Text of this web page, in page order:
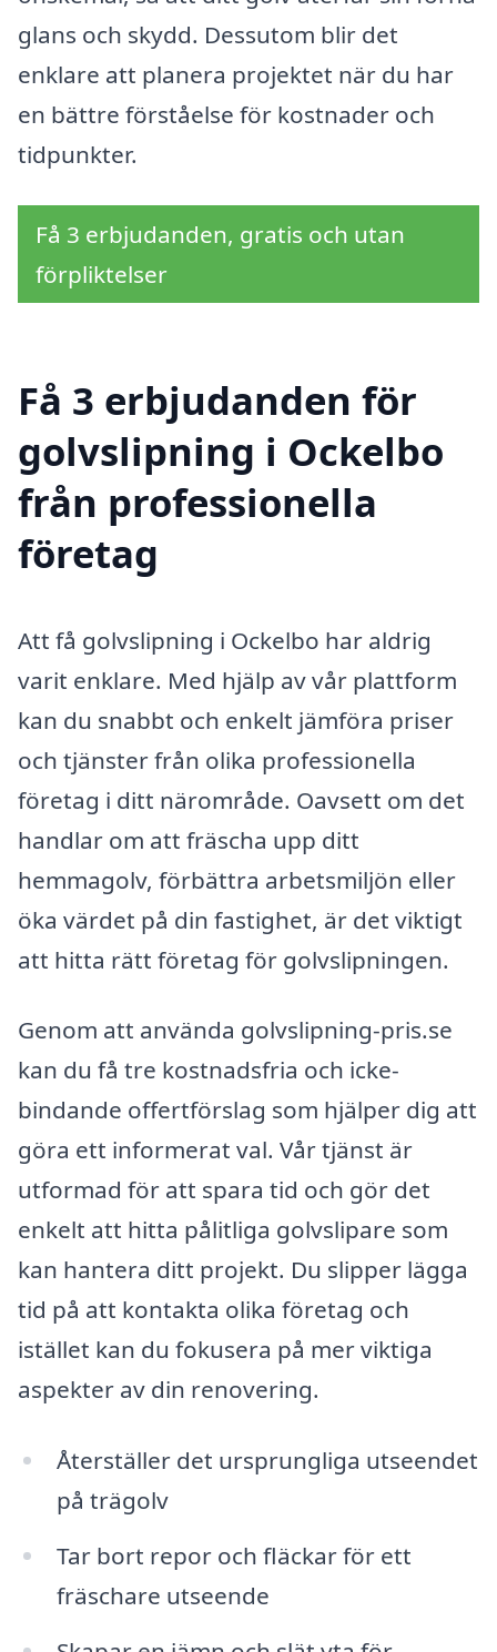
glans och skydd. Dessutom blir det
enklare att planera projektet när du har
en bättre förståelse för kostnader och
tidpunkter.
Få 3 erbjudanden, gratis och utan
förpliktelser
Få 3 erbjudanden för
golvslipning i Ockelbo
från professionella
företag
Att få golvslipning i Ockelbo har aldrig
varit enklare. Med hjälp av vår plattform
kan du snabbt och enkelt jämföra priser
och tjänster från olika professionella
företag i ditt närområde. Oavsett om det
handlar om att fräscha upp ditt
hemmagolv, förbättra arbetsmiljön eller
öka värdet på din fastighet, är det viktigt
att hitta rätt företag för golvslipningen.
Genom att använda golvslipning-pris.se
kan du få tre kostnadsfria och icke-
bindande offertförslag som hjälper dig att
göra ett informerat val. Vår tjänst är
utformad för att spara tid och gör det
enkelt att hitta pålitliga golvslipare som
kan hantera ditt projekt. Du slipper lägga
tid på att kontakta olika företag och
istället kan du fokusera på mer viktiga
aspekter av din renovering.
Återställer det ursprungliga utseendet
på trägolv
Tar bort repor och fläckar för ett
fräschare utseende